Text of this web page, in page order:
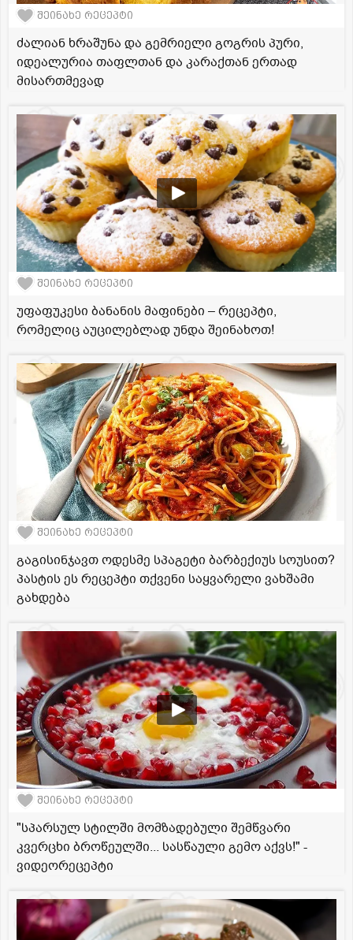
შეინახე რეცეპტი
ძალიან ხრაშუნა და გემრიელი გოგრის პური,
იდეალურია თაფლთან და კარაქთან ერთად
მისართმევად
შეინახე რეცეპტი
უფაფუკესი ბანანის მაფინები – რეცეპტი,
რომელიც აუცილებლად უნდა შეინახოთ!
შეინახე რეცეპტი
გაგისინჯავთ ოდესმე სპაგეტი ბარბექიუს სოუსით?
პასტის ეს რეცეპტი თქვენი საყვარელი ვახშამი
გახდება
შეინახე რეცეპტი
"სპარსულ სტილში მომზადებული შემწვარი
კვერცხი ბროწეულში... სასწაული გემო აქვს!" -
ვიდეორეცეპტი